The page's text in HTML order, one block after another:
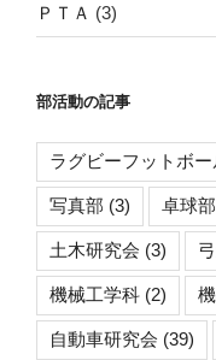
ＰＴＡ (3)
部活動の記事
ラグビーフットボー
写真部 (3) 卓球部
土木研究会 (3)
機械工学科 (2)
自動車研究会 (39)